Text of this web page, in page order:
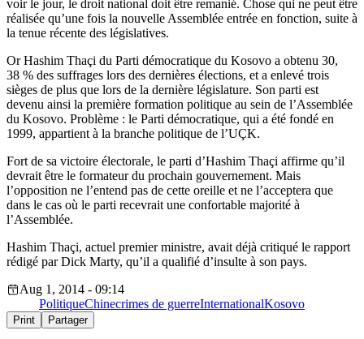
voir le jour, le droit national doit être remanié. Chose qui ne peut être
réalisée qu’une fois la nouvelle Assemblée entrée en fonction, suite à
la tenue récente des législatives.
Or Hashim Thaçi du Parti démocratique du Kosovo a obtenu 30,
38 % des suffrages lors des dernières élections, et a enlevé trois
sièges de plus que lors de la dernière législature. Son parti est
devenu ainsi la première formation politique au sein de l’Assemblée
du Kosovo. Problème : le Parti démocratique, qui a été fondé en
1999, appartient à la branche politique de l’UÇK.
Fort de sa victoire électorale, le parti d’Hashim Thaçi affirme qu’il
devrait être le formateur du prochain gouvernement. Mais
l’opposition ne l’entend pas de cette oreille et ne l’acceptera que
dans le cas où le parti recevrait une confortable majorité à
l’Assemblée.
Hashim Thaçi, actuel premier ministre, avait déjà critiqué le rapport
rédigé par Dick Marty, qu’il a qualifié d’insulte à son pays.
Aug 1, 2014 - 09:14
PolitiqueChinecrimes de guerreInternationalKosovo
Print Partager